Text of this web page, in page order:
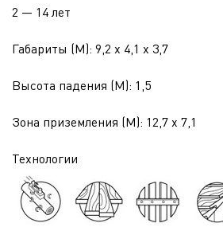
2 — 14 лет
Габариты (М): 9,2 x 4,1 x 3,7
Высота падения (М): 1,5
Зона приземления (М): 12,7 x 7,1
Технологии